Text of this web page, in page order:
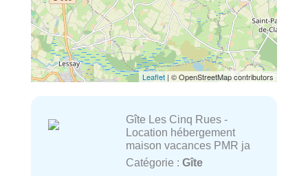
Leaflet | © OpenStreetMap contributors
Gîte Les Cinq Rues -
Location hébergement
maison vacances PMR ja
Catégorie : Gîte